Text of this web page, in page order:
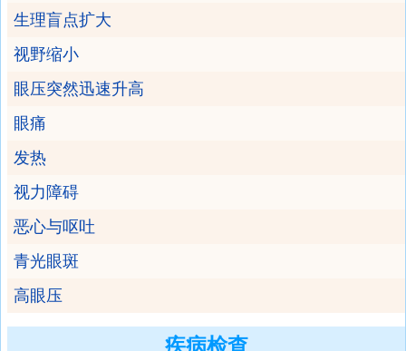
生理盲点扩大
视野缩小
眼压突然迅速升高
眼痛
发热
视力障碍
恶心与呕吐
青光眼斑
高眼压
疾病检查